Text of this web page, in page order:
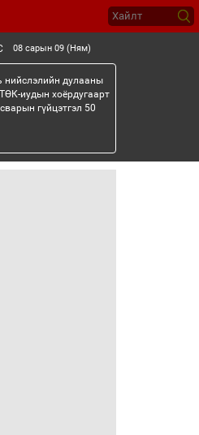
08 сарын 09 (Ням)
нийслэлийн дулааны
иудын хоёрдугаарт
гүйцэтгэл 50